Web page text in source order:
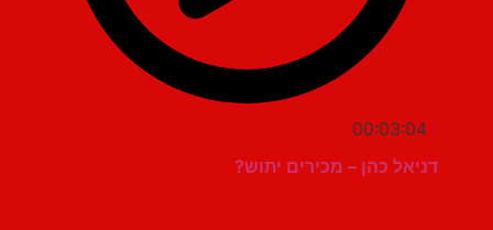
00:03:04
דניאל כהן – מכירים יתוש?